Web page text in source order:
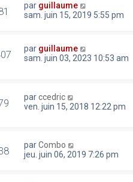
par guillaume
sam. juin 15, 2019 5:55 pm
par guillaume
sam. juin 03, 2023 10:53 am
parccedric
ven. juin 15, 2018 12:22 pm
parCombo
jeu. juin 06, 2019 7:26 pm